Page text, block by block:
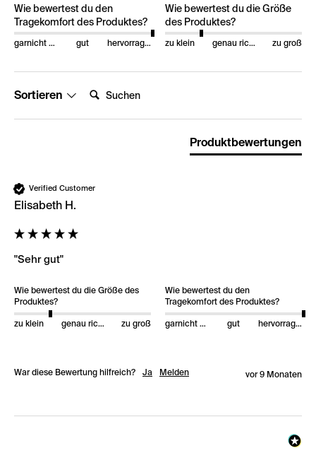
Wie bewertest du den
Tragekomfort des Produktes?
garnicht gut gut hervorragend
Wie bewertest du die Größe
des Produktes?
zu klein genau richtig zu groß
Sortieren
Produktbewertungen
Verified Customer
Elisabeth H.
"Sehr gut"
Wie bewertest du die Größe des
Produktes?
zu klein genau richtig zu groß
Wie bewertest du den
Tragekomfort des Produktes?
garnicht gut gut hervorragend
War diese Bewertung hilfreich? Ja Melden vor 9 Monaten